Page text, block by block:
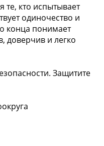
те, кто испытывает
одиночество и
конца понимает
доверчив и легко
Защитите